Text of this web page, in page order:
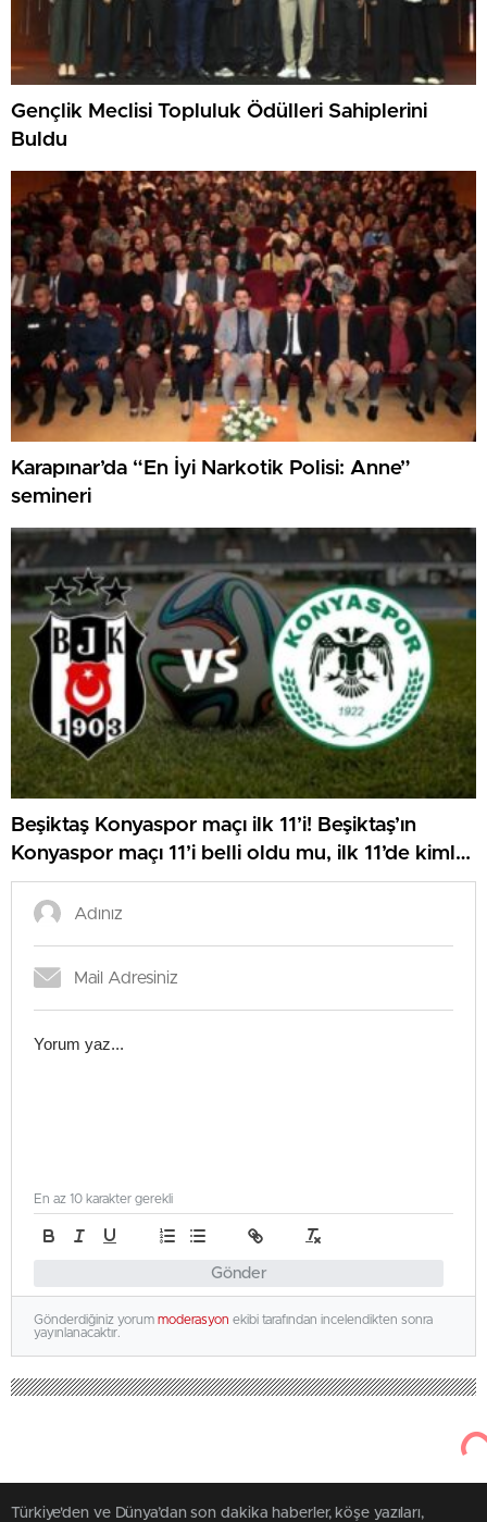
Gençlik Meclisi Topluluk Ödülleri Sahiplerini
Buldu
Karapınar’da “En İyi Narkotik Polisi: Anne”
semineri
Beşiktaş Konyaspor maçı ilk 11’i! Beşiktaş’ın
Konyaspor maçı 11’i belli oldu mu, ilk 11’de kimler
var?
Gönder
En az 10 karakter gerekli
Gönderdiğiniz yorum moderasyon ekibi tarafından incelendikten sonra
yayınlanacaktır.
Türkiye'den ve Dünya’dan son dakika haberler, köşe yazıları,